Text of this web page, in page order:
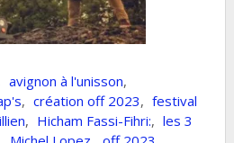
avignon à l'unisson,
, création off 2023, festival
, Hicham Fassi-Fihri:, les 3